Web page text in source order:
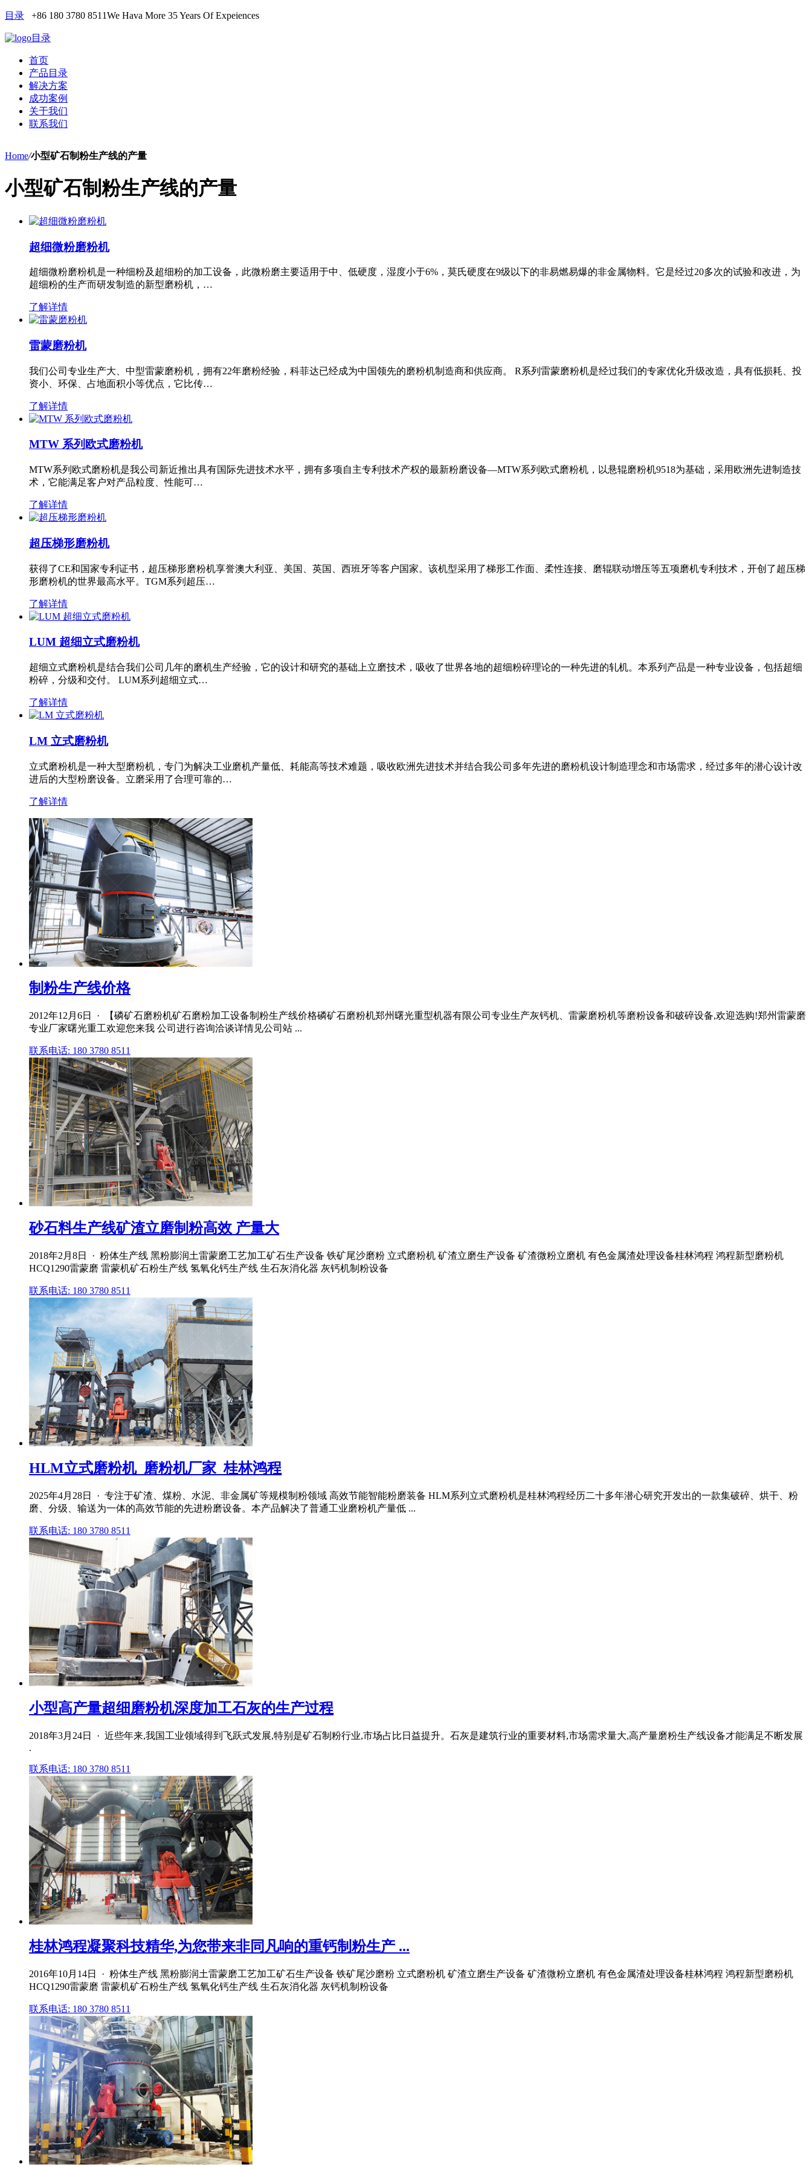
目录 +86 180 3780 8511We Hava More 35 Years Of Expeiences
目录
首页
产品目录
解决方案
成功案例
关于我们
联系我们
Home/小型矿石制粉生产线的产量
小型矿石制粉生产线的产量
超细微粉磨粉机
超细微粉磨粉机是一种细粉及超细粉的加工设备，此微粉磨主要适用于中、低硬度，湿度小于6%，莫氏硬度在9级以下的非易燃易爆的非金属物料。它是经过20多次的试验和改进，为
超细粉的生产而研发制造的新型磨粉机，…
了解详情
雷蒙磨粉机
我们公司专业生产大、中型雷蒙磨粉机，拥有22年磨粉经验，科菲达已经成为中国领先的磨粉机制造商和供应商。 R系列雷蒙磨粉机是经过我们的专家优化升级改造，具有低损耗、投
资小、环保、占地面积小等优点，它比传…
了解详情
MTW 系列欧式磨粉机
MTW系列欧式磨粉机是我公司新近推出具有国际先进技术水平，拥有多项自主专利技术产权的最新粉磨设备—MTW系列欧式磨粉机，以悬辊磨粉机9518为基础，采用欧洲先进制造技
术，它能满足客户对产品粒度、性能可…
了解详情
超压梯形磨粉机
获得了CE和国家专利证书，超压梯形磨粉机享誉澳大利亚、美国、英国、西班牙等客户国家。该机型采用了梯形工作面、柔性连接、磨辊联动增压等五项磨机专利技术，开创了超压梯
形磨粉机的世界最高水平。TGM系列超压…
了解详情
LUM 超细立式磨粉机
超细立式磨粉机是结合我们公司几年的磨机生产经验，它的设计和研究的基础上立磨技术，吸收了世界各地的超细粉碎理论的一种先进的轧机。本系列产品是一种专业设备，包括超细
粉碎，分级和交付。 LUM系列超细立式…
了解详情
LM 立式磨粉机
立式磨粉机是一种大型磨粉机，专门为解决工业磨机产量低、耗能高等技术难题，吸收欧洲先进技术并结合我公司多年先进的磨粉机设计制造理念和市场需求，经过多年的潜心设计改
进后的大型粉磨设备。立磨采用了合理可靠的…
了解详情
制粉生产线价格
2012年12月6日 · 【磷矿石磨粉机矿石磨粉加工设备制粉生产线价格磷矿石磨粉机郑州曙光重型机器有限公司专业生产灰钙机、雷蒙磨粉机等磨粉设备和破碎设备,欢迎选购!郑州雷蒙磨
专业厂家曙光重工欢迎您来我 公司进行咨询洽谈详情见公司站 ...
联系电话: 180 3780 8511
砂石料生产线矿渣立磨制粉高效 产量大
2018年2月8日 · 粉体生产线 黑粉膨润土雷蒙磨工艺加工矿石生产设备 铁矿尾沙磨粉 立式磨粉机 矿渣立磨生产设备 矿渣微粉立磨机 有色金属渣处理设备桂林鸿程 鸿程新型磨粉机
HCQ1290雷蒙磨 雷蒙机矿石粉生产线 氢氧化钙生产线 生石灰消化器 灰钙机制粉设备
联系电话: 180 3780 8511
HLM立式磨粉机_磨粉机厂家_桂林鸿程
2025年4月28日 · 专注于矿渣、煤粉、水泥、非金属矿等规模制粉领域 高效节能智能粉磨装备 HLM系列立式磨粉机是桂林鸿程经历二十多年潜心研究开发出的一款集破碎、烘干、粉
磨、分级、输送为一体的高效节能的先进粉磨设备。本产品解决了普通工业磨粉机产量低 ...
联系电话: 180 3780 8511
小型高产量超细磨粉机深度加工石灰的生产过程
2018年3月24日 · 近些年来,我国工业领域得到飞跃式发展,特别是矿石制粉行业,市场占比日益提升。石灰是建筑行业的重要材料,市场需求量大,高产量磨粉生产线设备才能满足不断发展
.
联系电话: 180 3780 8511
桂林鸿程凝聚科技精华,为您带来非同凡响的重钙制粉生产 ...
2016年10月14日 · 粉体生产线 黑粉膨润土雷蒙磨工艺加工矿石生产设备 铁矿尾沙磨粉 立式磨粉机 矿渣立磨生产设备 矿渣微粉立磨机 有色金属渣处理设备桂林鸿程 鸿程新型磨粉机
HCQ1290雷蒙磨 雷蒙机矿石粉生产线 氢氧化钙生产线 生石灰消化器 灰钙机制粉设备
联系电话: 180 3780 8511